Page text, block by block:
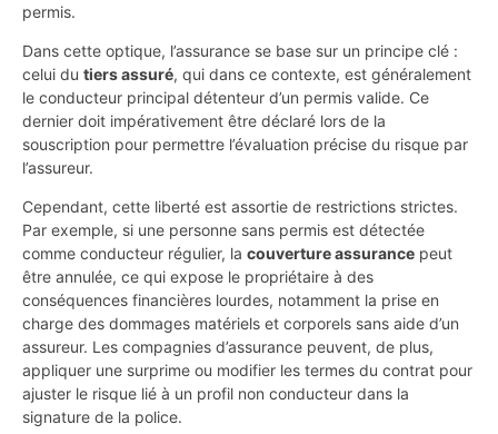
permis.
Dans cette optique, l’assurance se base sur un principe clé :
celui du tiers assuré, qui dans ce contexte, est généralement
le conducteur principal détenteur d’un permis valide. Ce
dernier doit impérativement être déclaré lors de la
souscription pour permettre l’évaluation précise du risque par
l’assureur.
Cependant, cette liberté est assortie de restrictions strictes.
Par exemple, si une personne sans permis est détectée
comme conducteur régulier, la couverture assurance peut
être annulée, ce qui expose le propriétaire à des
conséquences financières lourdes, notamment la prise en
charge des dommages matériels et corporels sans aide d’un
assureur. Les compagnies d’assurance peuvent, de plus,
appliquer une surprime ou modifier les termes du contrat pour
ajuster le risque lié à un profil non conducteur dans la
signature de la police.